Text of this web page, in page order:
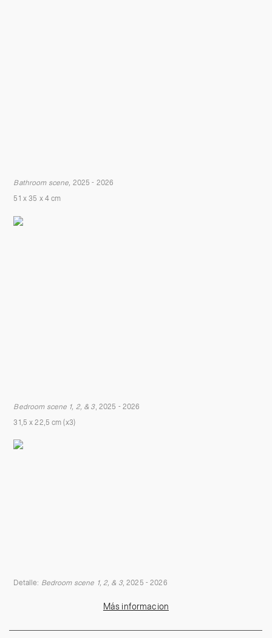
Bathroom scene, 2025 - 2026
51 x 35 x 4cm
Bedroom scene 1, 2, & 3, 2025 - 2026
31,5 x 22,5 cm (x3)
Detalle: Bedroom scene 1, 2, & 3, 2025 - 2026
Más informacion